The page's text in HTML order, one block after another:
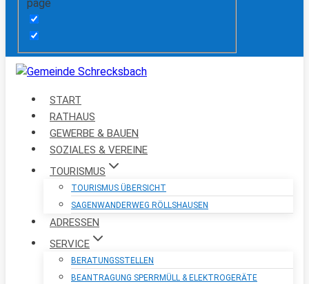
page
START
RATHAUS
GEWERBE & BAUEN
SOZIALES & VEREINE
TOURISMUS
TOURISMUS ÜBERSICHT
SAGENWANDERWEG RÖLLSHAUSEN
ADRESSEN
SERVICE
BERATUNGSSTELLEN
BEANTRAGUNG SPERRMÜLL & ELEKTROGERÄTE